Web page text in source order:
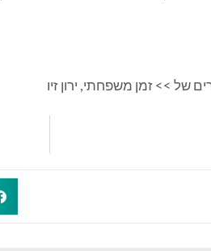
של >>זמן משפחתי, ירון זיו